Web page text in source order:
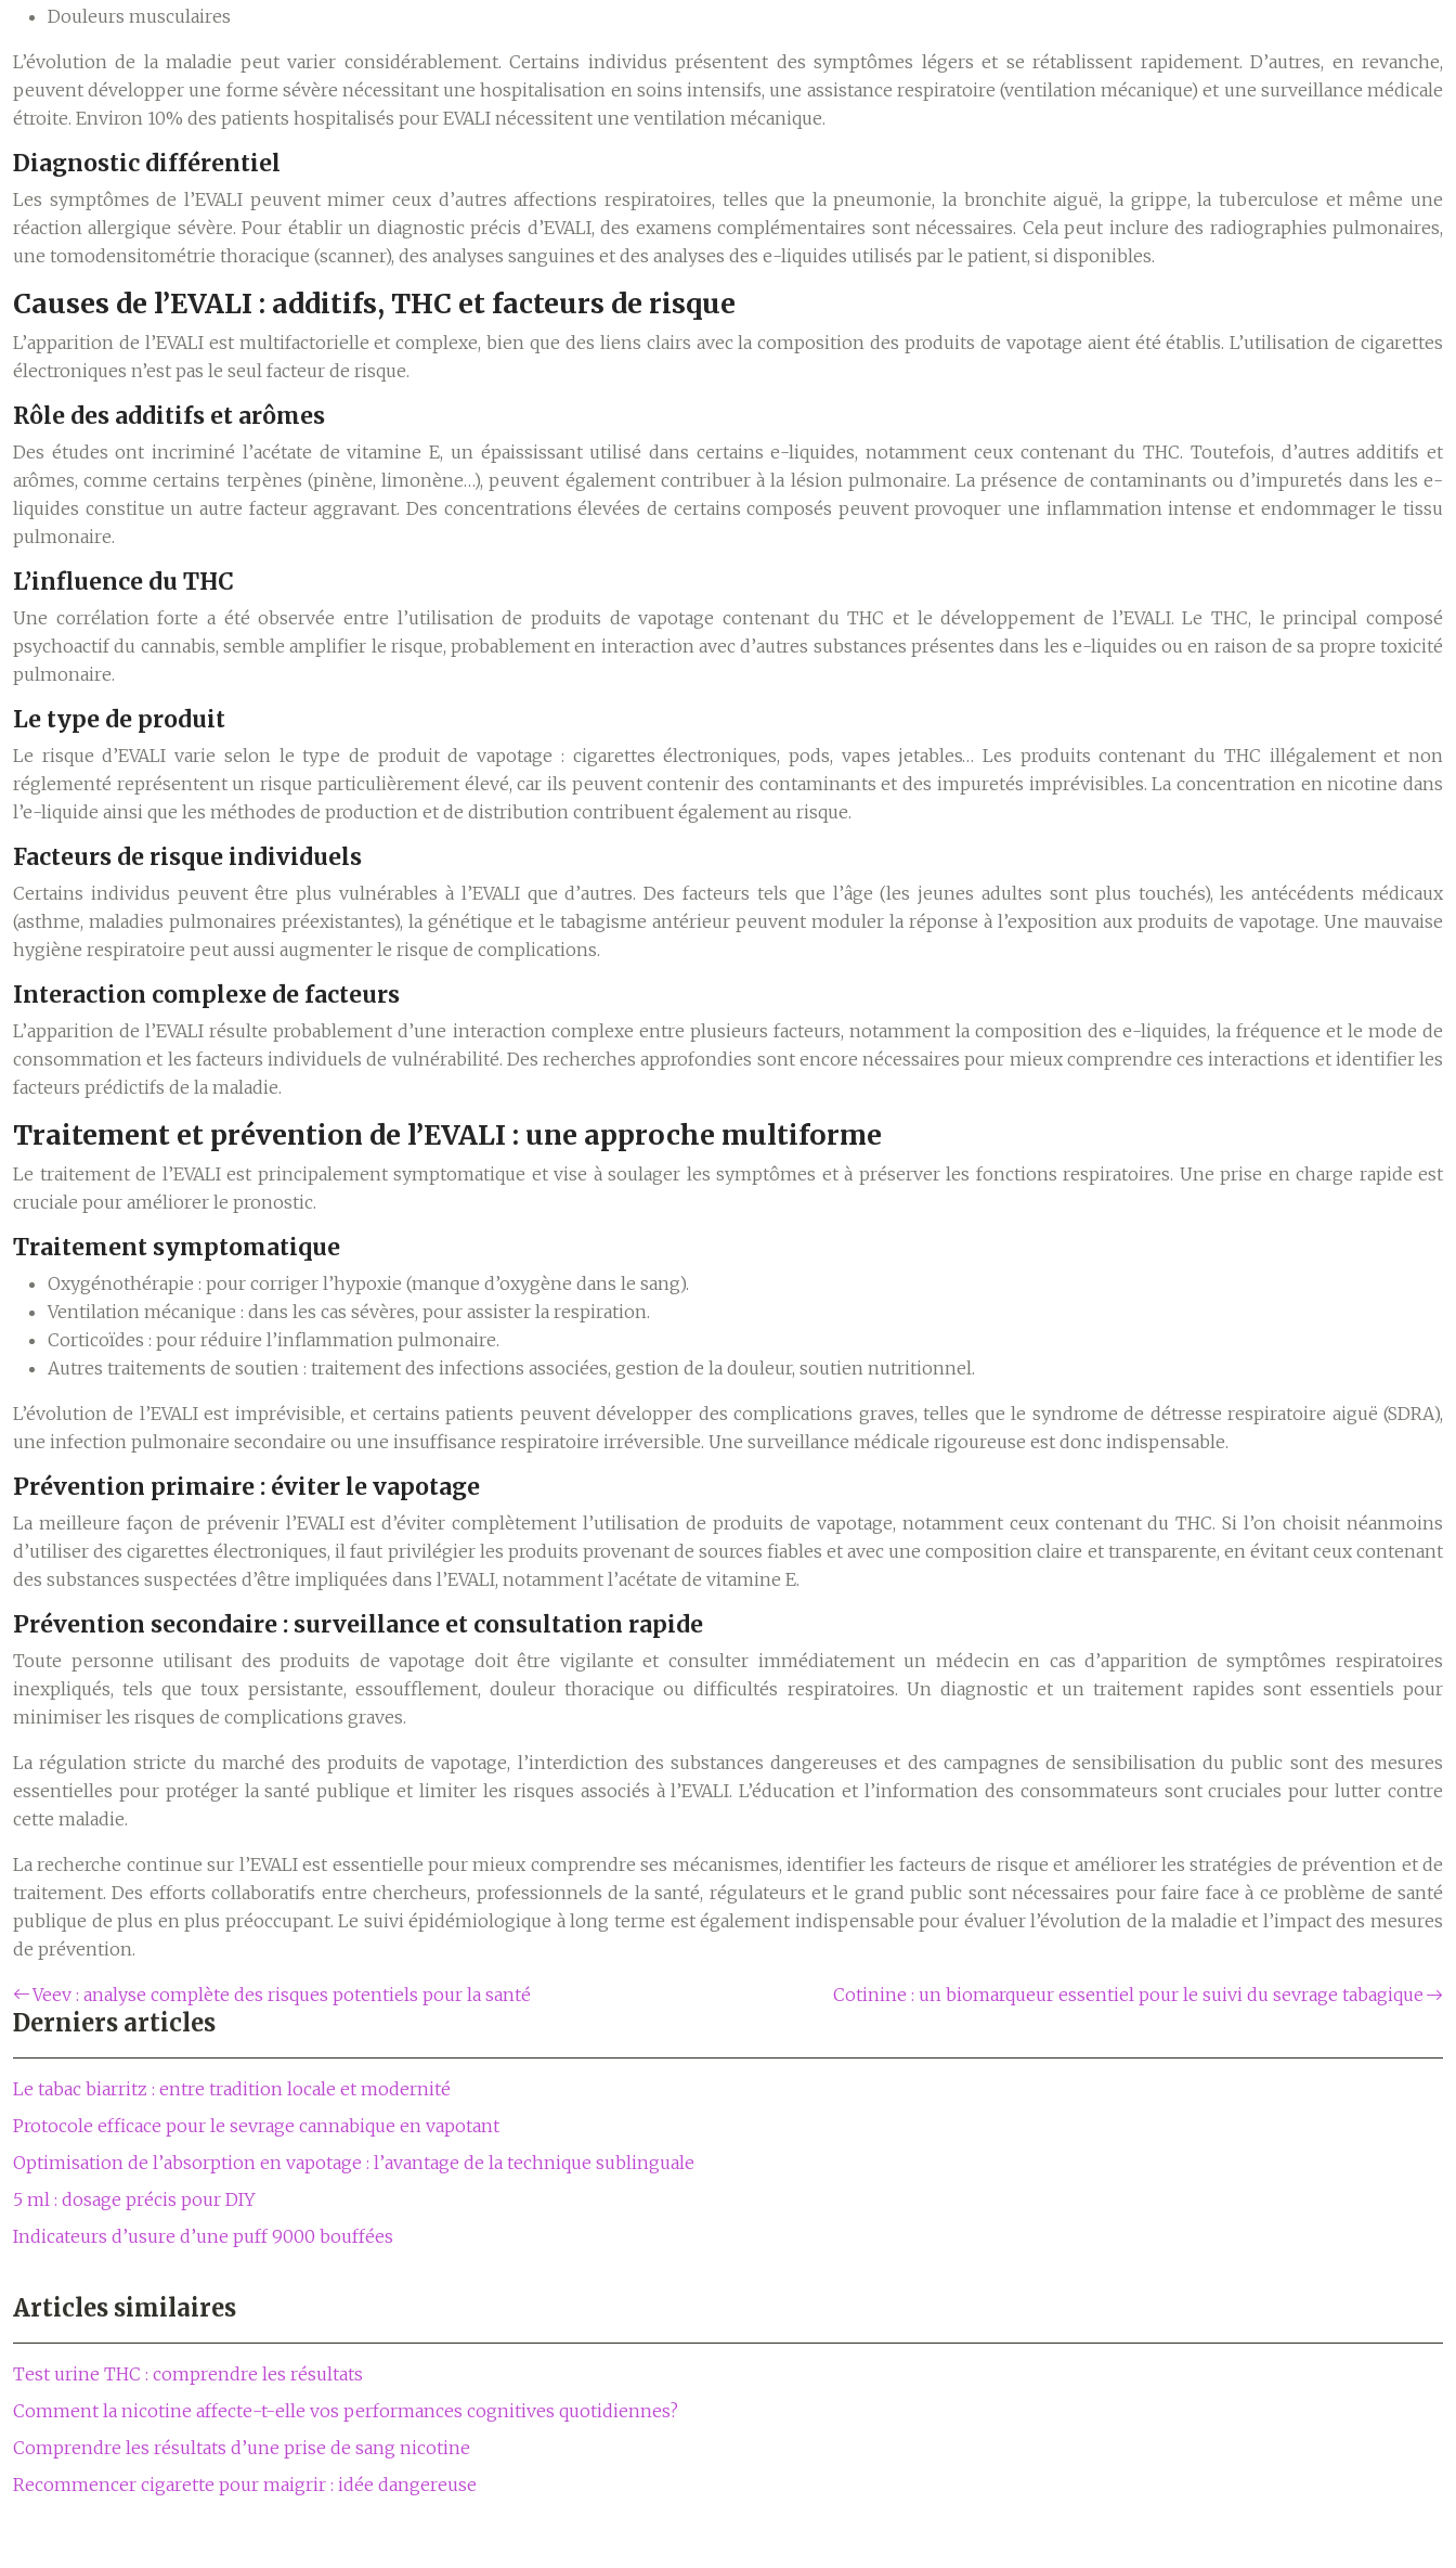
Douleurs musculaires
L’évolution de la maladie peut varier considérablement. Certains individus présentent des symptômes légers et se rétablissent rapidement. D’autres, en revanche,
peuvent développer une forme sévère nécessitant une hospitalisation en soins intensifs, une assistance respiratoire (ventilation mécanique) et une surveillance médicale
étroite. Environ 10% des patients hospitalisés pour EVALI nécessitent une ventilation mécanique.
Diagnostic différentiel
Les symptômes de l’EVALI peuvent mimer ceux d’autres affections respiratoires, telles que la pneumonie, la bronchite aiguë, la grippe, la tuberculose et même une
réaction allergique sévère. Pour établir un diagnostic précis d’EVALI, des examens complémentaires sont nécessaires. Cela peut inclure des radiographies pulmonaires,
une tomodensitométrie thoracique (scanner), des analyses sanguines et des analyses des e-liquides utilisés par le patient, si disponibles.
Causes de l’EVALI : additifs, THC et facteurs de risque
L’apparition de l’EVALI est multifactorielle et complexe, bien que des liens clairs avec la composition des produits de vapotage aient été établis. L’utilisation de cigarettes
électroniques n’est pas le seul facteur de risque.
Rôle des additifs et arômes
Des études ont incriminé l’acétate de vitamine E, un épaississant utilisé dans certains e-liquides, notamment ceux contenant du THC. Toutefois, d’autres additifs et
arômes, comme certains terpènes (pinène, limonène…), peuvent également contribuer à la lésion pulmonaire. La présence de contaminants ou d’impuretés dans les e-
liquides constitue un autre facteur aggravant. Des concentrations élevées de certains composés peuvent provoquer une inflammation intense et endommager le tissu
pulmonaire.
L’influence du THC
Une corrélation forte a été observée entre l’utilisation de produits de vapotage contenant du THC et le développement de l’EVALI. Le THC, le principal composé
psychoactif du cannabis, semble amplifier le risque, probablement en interaction avec d’autres substances présentes dans les e-liquides ou en raison de sa propre toxicité
pulmonaire.
Le type de produit
Le risque d’EVALI varie selon le type de produit de vapotage : cigarettes électroniques, pods, vapes jetables… Les produits contenant du THC illégalement et non
réglementé représentent un risque particulièrement élevé, car ils peuvent contenir des contaminants et des impuretés imprévisibles. La concentration en nicotine dans
l’e-liquide ainsi que les méthodes de production et de distribution contribuent également au risque.
Facteurs de risque individuels
Certains individus peuvent être plus vulnérables à l’EVALI que d’autres. Des facteurs tels que l’âge (les jeunes adultes sont plus touchés), les antécédents médicaux
(asthme, maladies pulmonaires préexistantes), la génétique et le tabagisme antérieur peuvent moduler la réponse à l’exposition aux produits de vapotage. Une mauvaise
hygiène respiratoire peut aussi augmenter le risque de complications.
Interaction complexe de facteurs
L’apparition de l’EVALI résulte probablement d’une interaction complexe entre plusieurs facteurs, notamment la composition des e-liquides, la fréquence et le mode de
consommation et les facteurs individuels de vulnérabilité. Des recherches approfondies sont encore nécessaires pour mieux comprendre ces interactions et identifier les
facteurs prédictifs de la maladie.
Traitement et prévention de l’EVALI : une approche multiforme
Le traitement de l’EVALI est principalement symptomatique et vise à soulager les symptômes et à préserver les fonctions respiratoires. Une prise en charge rapide est
cruciale pour améliorer le pronostic.
Traitement symptomatique
Oxygénothérapie : pour corriger l’hypoxie (manque d’oxygène dans le sang).
Ventilation mécanique : dans les cas sévères, pour assister la respiration.
Corticoïdes : pour réduire l’inflammation pulmonaire.
Autres traitements de soutien : traitement des infections associées, gestion de la douleur, soutien nutritionnel.
L’évolution de l’EVALI est imprévisible, et certains patients peuvent développer des complications graves, telles que le syndrome de détresse respiratoire aiguë (SDRA),
une infection pulmonaire secondaire ou une insuffisance respiratoire irréversible. Une surveillance médicale rigoureuse est donc indispensable.
Prévention primaire : éviter le vapotage
La meilleure façon de prévenir l’EVALI est d’éviter complètement l’utilisation de produits de vapotage, notamment ceux contenant du THC. Si l’on choisit néanmoins
d’utiliser des cigarettes électroniques, il faut privilégier les produits provenant de sources fiables et avec une composition claire et transparente, en évitant ceux contenant
des substances suspectées d’être impliquées dans l’EVALI, notamment l’acétate de vitamine E.
Prévention secondaire : surveillance et consultation rapide
Toute personne utilisant des produits de vapotage doit être vigilante et consulter immédiatement un médecin en cas d’apparition de symptômes respiratoires
inexpliqués, tels que toux persistante, essoufflement, douleur thoracique ou difficultés respiratoires. Un diagnostic et un traitement rapides sont essentiels pour
minimiser les risques de complications graves.
La régulation stricte du marché des produits de vapotage, l’interdiction des substances dangereuses et des campagnes de sensibilisation du public sont des mesures
essentielles pour protéger la santé publique et limiter les risques associés à l’EVALI. L’éducation et l’information des consommateurs sont cruciales pour lutter contre
cette maladie.
La recherche continue sur l’EVALI est essentielle pour mieux comprendre ses mécanismes, identifier les facteurs de risque et améliorer les stratégies de prévention et de
traitement. Des efforts collaboratifs entre chercheurs, professionnels de la santé, régulateurs et le grand public sont nécessaires pour faire face à ce problème de santé
publique de plus en plus préoccupant. Le suivi épidémiologique à long terme est également indispensable pour évaluer l’évolution de la maladie et l’impact des mesures
de prévention.
Veev : analyse complète des risques potentiels pour la santé Cotinine : un biomarqueur essentiel pour le suivi du sevrage tabagique
Derniers articles
Le tabac biarritz : entre tradition locale et modernité
Protocole efficace pour le sevrage cannabique en vapotant
Optimisation de l’absorption en vapotage : l’avantage de la technique sublinguale
5 ml : dosage précis pour DIY
Indicateurs d’usure d’une puff 9000 bouffées
Articles similaires
Test urine THC : comprendre les résultats
Comment la nicotine affecte-t-elle vos performances cognitives quotidiennes?
Comprendre les résultats d’une prise de sang nicotine
Recommencer cigarette pour maigrir : idée dangereuse